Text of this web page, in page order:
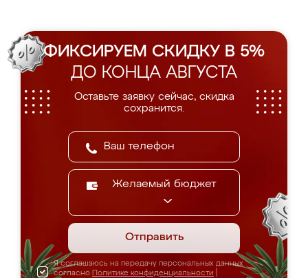
ФИКСИРУЕМ СКИДКУ В 5%
ДО КОНЦА АВГУСТА
Оставьте заявку сейчас, скидка
сохранится.
Желаемый бюджет
Отправить
Я соглашаюсь на передачу персональных данных
согласно Политике конфиденциальности